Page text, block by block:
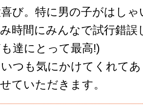
び。特に男の子がはし
時間にみんなで試行錯
達にとって最高!)
つも気にかけてくれて
ていただきます。